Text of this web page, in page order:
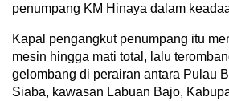
penumpang KM Hinaya dalam
Kapal pengangkut penumpang itu
mesin hingga mati total, lalu
gelombang di perairan antara Pulau
Siaba, kawasan Labuan Bajo,